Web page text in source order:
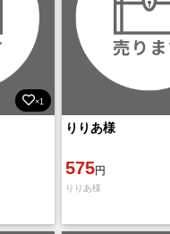
×1
りりあ様
575円
りりあ様